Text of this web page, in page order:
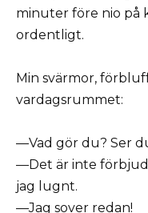
minuter före nio på
ordentligt.
Min svärmor,
vardagsrummet:
—Vad gör du? Ser
—Det är inte
jag lugnt.
—Jag sover redan!